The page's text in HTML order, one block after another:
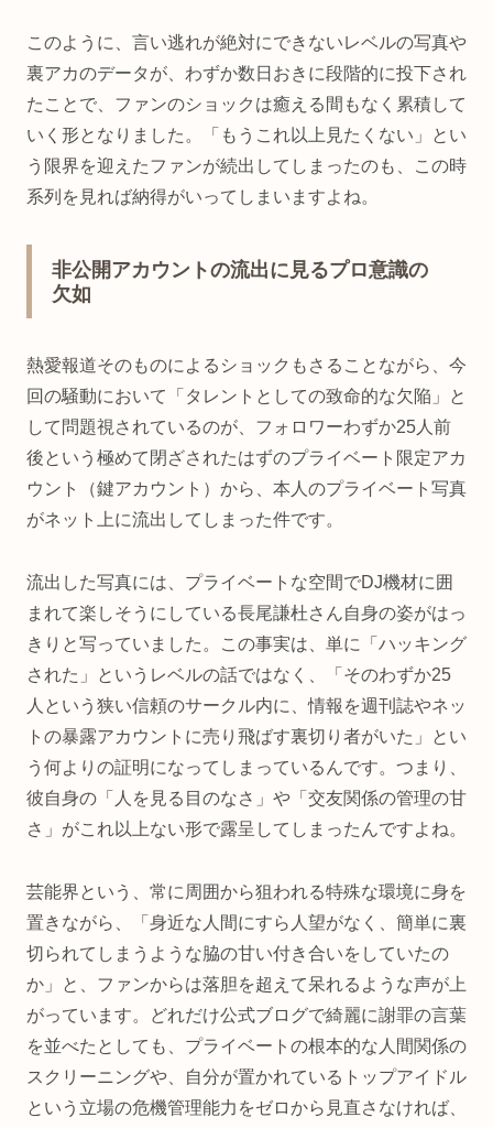
このように、言い逃れが絶対にできないレベルの写真や
裏アカのデータが、わずか数日おきに段階的に投下され
たことで、ファンのショックは癒える間もなく累積して
いく形となりました。「もうこれ以上見たくない」とい
う限界を迎えたファンが続出してしまったのも、この時
系列を見れば納得がいってしまいますよね。
非公開アカウントの流出に見るプロ意識の
欠如
熱愛報道そのものによるショックもさることながら、今
回の騒動において「タレントとしての致命的な欠陥」と
して問題視されているのが、フォロワーわずか25人前
後という極めて閉ざされたはずのプライベート限定アカ
ウント（鍵アカウント）から、本人のプライベート写真
がネット上に流出してしまった件です。
流出した写真には、プライベートな空間でDJ機材に囲
まれて楽しそうにしている長尾謙杜さん自身の姿がはっ
きりと写っていました。この事実は、単に「ハッキング
された」というレベルの話ではなく、「そのわずか25
人という狭い信頼のサークル内に、情報を週刊誌やネッ
トの暴露アカウントに売り飛ばす裏切り者がいた」とい
う何よりの証明になってしまっているんです。つまり、
彼自身の「人を見る目のなさ」や「交友関係の管理の甘
さ」がこれ以上ない形で露呈してしまったんですよね。
芸能界という、常に周囲から狙われる特殊な環境に身を
置きながら、「身近な人間にすら人望がなく、簡単に裏
切られてしまうような脇の甘い付き合いをしていたの
か」と、ファンからは落胆を超えて呆れるような声が上
がっています。どれだけ公式ブログで綺麗に謝罪の言葉
を並べたとしても、プライベートの根本的な人間関係の
スクリーニングや、自分が置かれているトップアイドル
という立場の危機管理能力をゼロから見直さなければ、